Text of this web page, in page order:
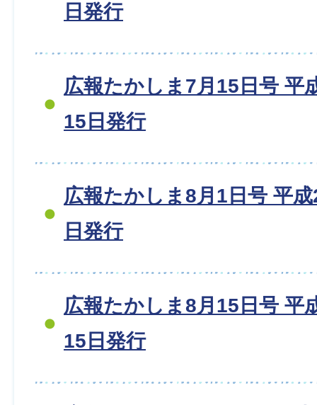
日発行
広報たかしま7月15日号 平
15日発行
広報たかしま8月1日号 平
日発行
広報たかしま8月15日号 平
15日発行